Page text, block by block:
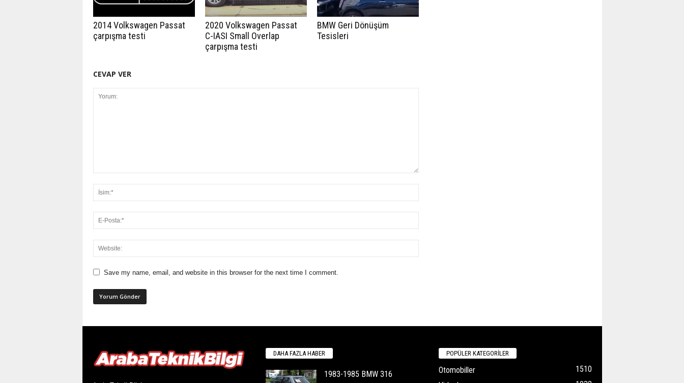
2014 Volkswagen Passat
çarpışma testi
2020 Volkswagen Passat
C-IASI Small Overlap
çarpışma testi
BMW Geri Dönüşüm
Tesisleri
CEVAP VER
Save my name, email, and website in this browser for the next time I comment.
DAHA FAZLA HABER
1983-1985 BMW 316
POPÜLER KATEGORİLER
Otomobiller
1510